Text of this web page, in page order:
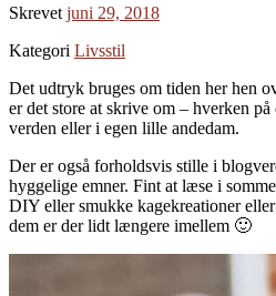
Skrevet juni 29, 2018
Kategori Livsstil
Det udtryk bruges om tiden her hen
er det store at skrive om – hverken
verden eller i egen lille andedam.
Der er også forholdsvis stille i
hyggelige emner. Fint at læse i
DIY eller smukke kagekreationer
dem er der lidt længere imellem 🙂